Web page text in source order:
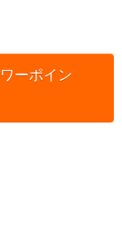
ーポイン